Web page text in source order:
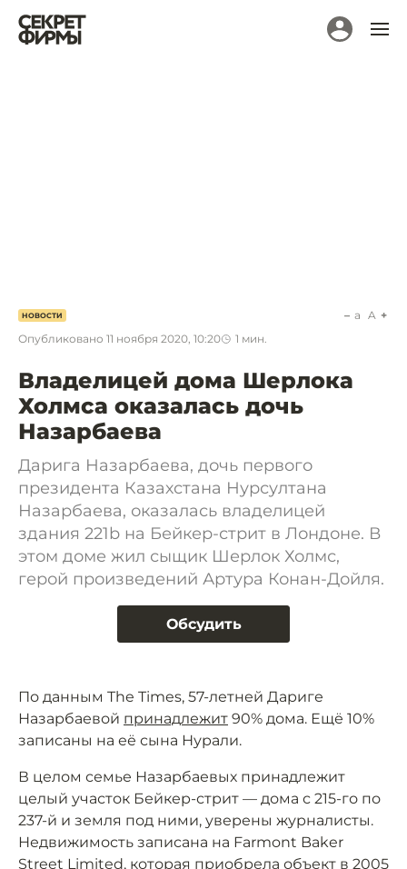
НОВОСТИ
Опубликовано 11 ноября 2020, 10:20 1 мин.
a A
Владелицей дома Шерлока
Холмса оказалась дочь
Назарбаева
Дарига Назарбаева, дочь первого
президента Казахстана Нурсултана
Назарбаева, оказалась владелицей
здания 221b на Бейкер-стрит в Лондоне. В
этом доме жил сыщик Шерлок Холмс,
герой произведений Артура Конан-Дойля.
Обсудить
По данным The Times, 57-летней Дариге
Назарбаевой принадлежит 90% дома. Ещё 10%
записаны на её сына Нурали.
В целом семье Назарбаевых принадлежит
целый участок Бейкер-стрит — дома с 215-го по
237-й и земля под ними, уверены журналисты.
Недвижимость записана на Farmont Baker
Street Limited, которая приобрела объект в 2005